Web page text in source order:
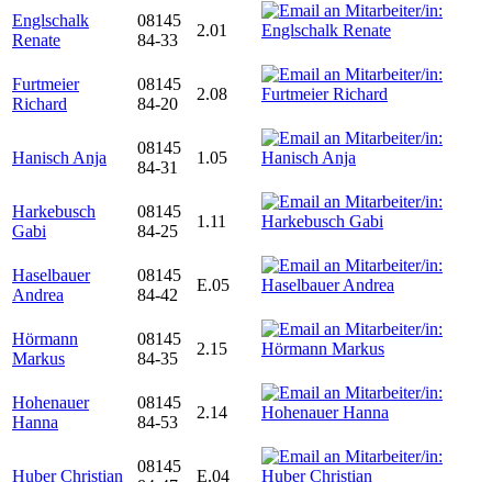
Englschalk
Renate
08145
84-33
2.01
Furtmeier
Richard
08145
84-20
2.08
Hanisch Anja
08145
84-31
1.05
Harkebusch
Gabi
08145
84-25
1.11
Haselbauer
Andrea
08145
84-42
E.05
Hörmann
Markus
08145
84-35
2.15
Hohenauer
Hanna
08145
84-53
2.14
Huber Christian
08145
E.04